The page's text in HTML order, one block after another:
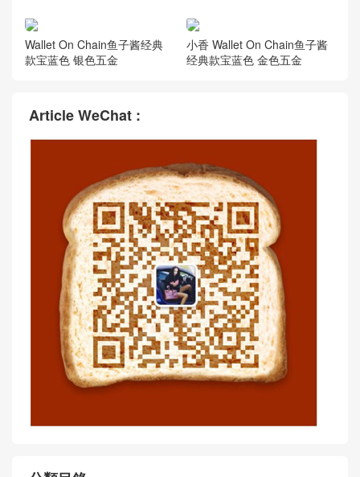
Wallet On Chain鱼子酱经典
款宝蓝色 银色五金
小香 Wallet On Chain鱼子酱
经典款宝蓝色 金色五金
Article WeChat :